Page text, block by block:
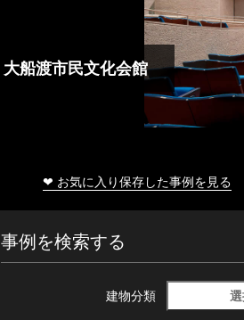
大船渡市民文化会館
❤ お気に入り保存した事例を見る
事例を検索する
建物分類